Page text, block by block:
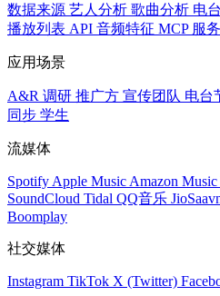
数据来源 艺人分析 歌曲分析 电
播放列表 API 音频特征 MCP 服
应用场景
A&R 调研 推广方 宣传团队 电台
同步 学生
流媒体
Spotify Apple Music Amazon Music
SoundCloud Tidal QQ音乐
Boomplay
社交媒体
Instagram TikTok X (Twitter)